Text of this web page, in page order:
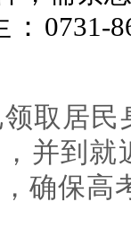
0731-
领取居民
并到
确保高